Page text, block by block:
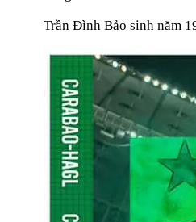
Trần Đình Bảo sinh năm